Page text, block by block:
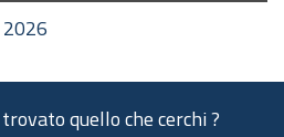
quello che cerchi ?